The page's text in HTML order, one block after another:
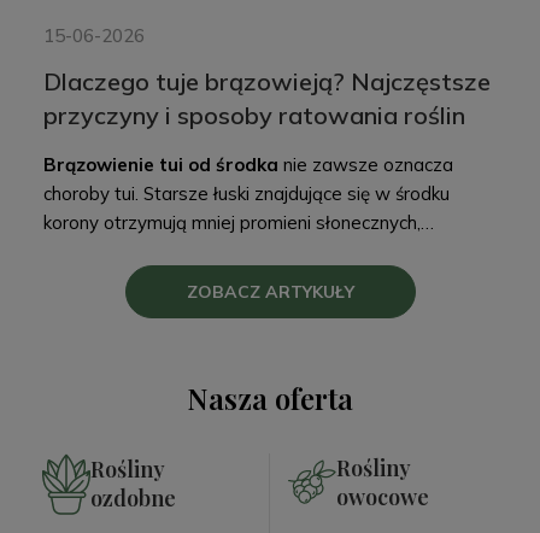
15-06-2026
Dlaczego tuje brązowieją? Najczęstsze
przyczyny i sposoby ratowania roślin
Brązowienie tui od środka nie zawsze oznacza
choroby tui. Starsze łuski znajdujące się w środku
korony otrzymują mniej promieni słonecznych,
ZOBACZ ARTYKUŁY
Nasza oferta
Rośliny
ozdobne
Rośliny
owocowe